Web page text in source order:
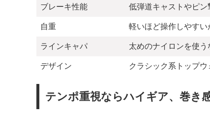
ブレーキ性能 低弾道キャストやピ
自重 軽いほど操作しやす
ラインキャパ 太めのナイロンを使
デザイン クラシック系トップ
テンポ重視ならハイギア、巻き